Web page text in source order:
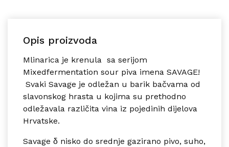
Opis proizvoda
Mlinarica je krenula sa serijom
Mixedfermentation sour piva imena SAVAGE!
Svaki Savage je odležan u barik bačvama od
slavonskog hrasta u kojima su prethodno
odležavala različita vina iz pojedinih dijelova
Hrvatske.
Savage δ nisko do srednje gazirano pivo, suho,